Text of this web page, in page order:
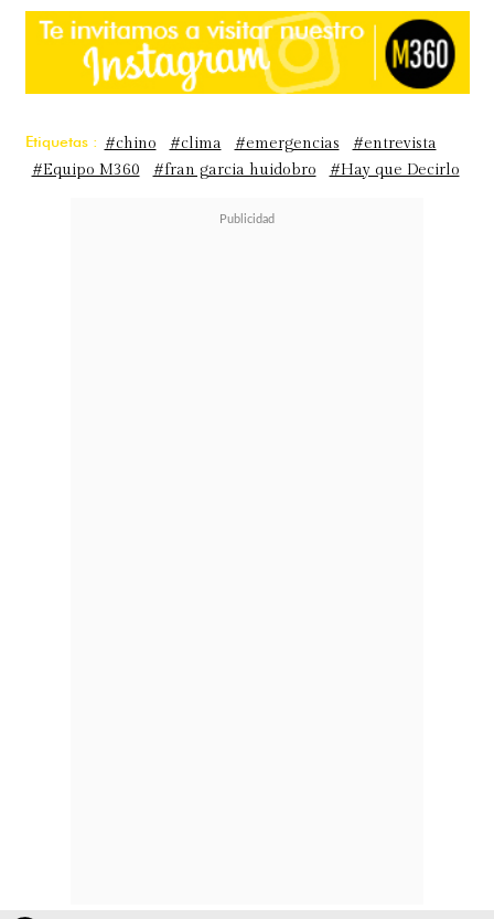
Etiquetas : #chino #clima #emergencias
#entrevista
#Equipo M360
#fran garcia huidobro #Hay que Decirlo